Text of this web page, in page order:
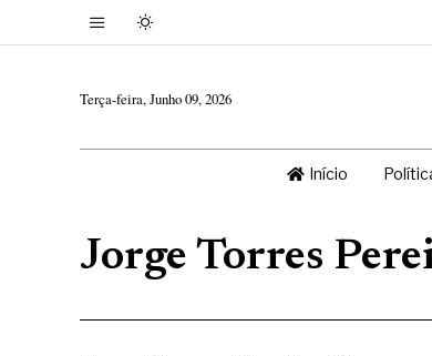
Terça-feira, Junho 09, 2026
Início
Jorge Torres